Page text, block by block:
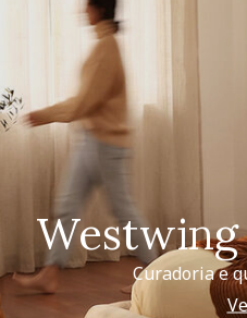
Westwing
Curadoria e